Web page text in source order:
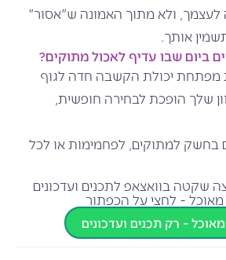
ולא מתוך האמונה ש"אסור"
אותך.
ביום שבו עדיף לאכול מתוקים?
מפתחת יכולת הקשבה חדה לגוף
שלך הופכת לבחירה חופשית,
בחשק למתוקים, לפחמימות או לכל
שקטה בוואצאפ לתכנים ועדכונים
- לחצי על הכפתור
- רק תכנים ועדכונים